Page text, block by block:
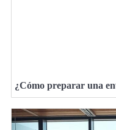
¿Cómo preparar una